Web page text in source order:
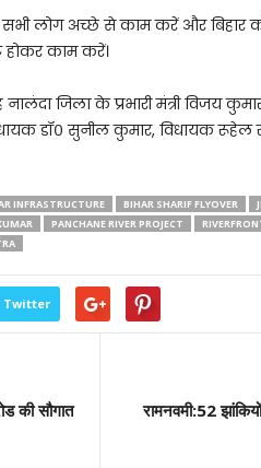
सभी लोग अच्छे से काम करें और बिहार
काम करें।
जिला के प्रभारी मंत्री विजय कुमार
डॉ० सुनील कुमार, विधायक रूहेल
INFRASTRUCTURE BIHAR SHARIF FLYOVER
PANCHANE RIVER PROJECT
Twitter
की सौगात
रामनवमी:52